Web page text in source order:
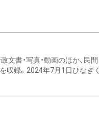
書・写真・動画のほか、民間
収録。2024年7月1日ひなぎく